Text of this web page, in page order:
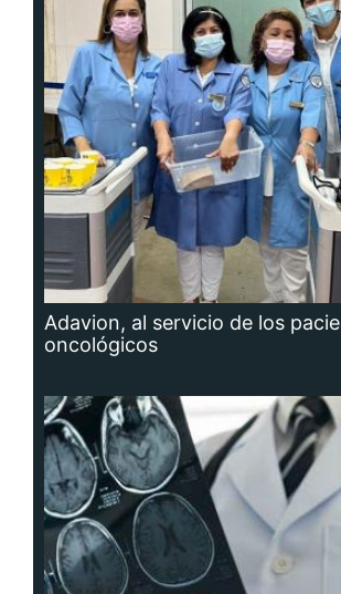
Adavion, al servicio de los
oncológicos